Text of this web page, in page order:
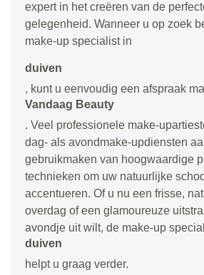
expert in het creëren van de
gelegenheid. Wanneer u op zoek
make-up specialist in
duiven
, kunt u eenvoudig een afspraak
Vandaag Beauty
. Veel professionele make-
dag- als avondmake-updiensten
gebruikmaken van hoogwaardige
technieken om uw natuurlijke
accentueren. Of u nu een frisse,
overdag of een glamoureuze
avondje uit wilt, de make-up
duiven
helpt u graag verder.